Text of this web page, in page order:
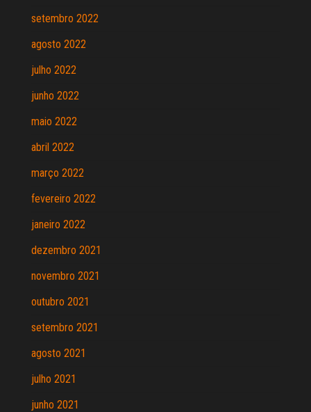
setembro 2022
agosto 2022
julho 2022
junho 2022
maio 2022
abril 2022
março 2022
fevereiro 2022
janeiro 2022
dezembro 2021
novembro 2021
outubro 2021
setembro 2021
agosto 2021
julho 2021
junho 2021